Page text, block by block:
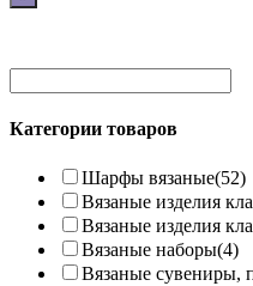
Категории товаров
Шарфы вязаные(52)
Вязаные изделия
Вязаные изделия
Вязаные наборы(4)
Вязаные сувениры,